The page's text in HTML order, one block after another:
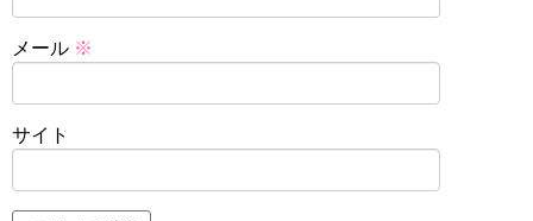
メール ※
サイト